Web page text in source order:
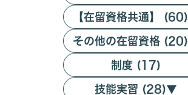
【在留資格共通】 (60)
その他の在留資格 (20)
制度 (17)
技能実習 (28)▼